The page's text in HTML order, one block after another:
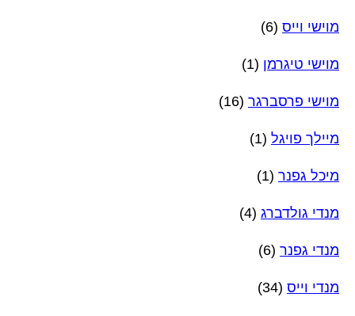
מוישי וייס (6)
מוישי טיגרמן (1)
מוישי פרסברגר (16)
מיילך פויגל (1)
מיכל גפנר (1)
מנדי גולדברג (4)
מנדי גפנר (6)
מנדי וייס (34)